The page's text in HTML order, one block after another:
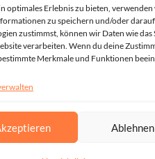
optimales Erlebnis zu bieten,
zu speichern und/oder
zustimmst, können wir Daten wie
verarbeiten. Wenn du deine
Merkmale und Funktionen
Ablehnen